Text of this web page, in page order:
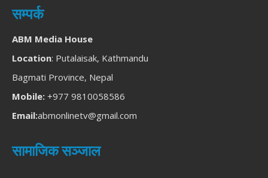
सम्पर्क
ABM Media House
Location: Putalaisak, Kathmandu
Bagmati Province, Nepal
Mobile: +977 9810058586
Email:abmonlinetv@gmail.com
सामाजिक सञ्जाल